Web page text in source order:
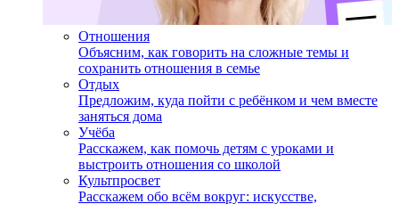
Отношения
Объясним, как говорить на сложные темы и
сохранить отношения в семье
Отдых
Предложим, куда пойти с ребёнком и чем вместе
заняться дома
Учёба
Расскажем, как помочь детям с уроками и
выстроить отношения со школой
Культпросвет
Расскажем обо всём вокруг: искусстве,